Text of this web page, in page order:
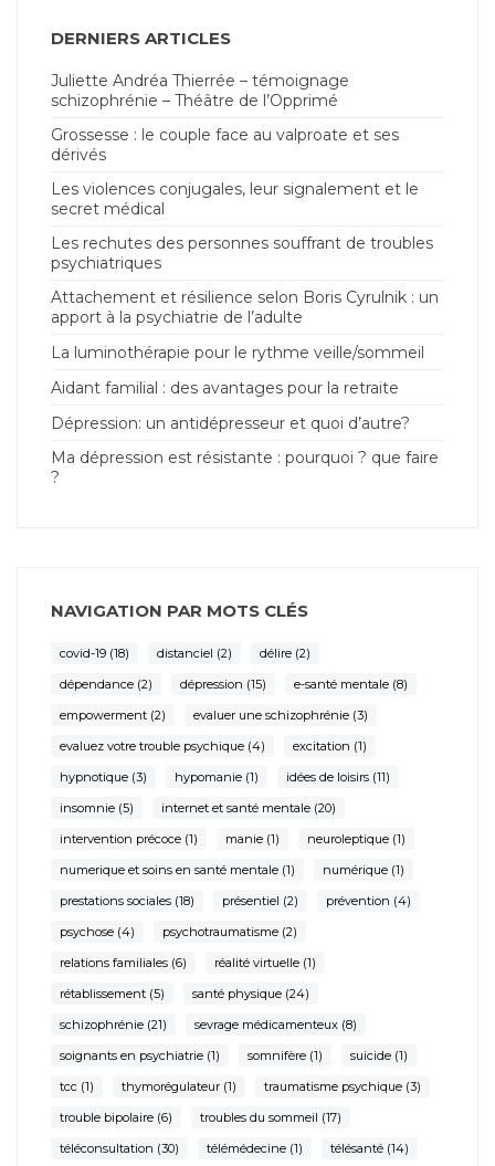
DERNIERS ARTICLES
Juliette Andréa Thierrée – témoignage
schizophrénie – Théâtre de l’Opprimé
Grossesse : le couple face au valproate et ses
dérivés
Les violences conjugales, leur signalement et le
secret médical
Les rechutes des personnes souffrant de troubles
psychiatriques
Attachement et résilience selon Boris Cyrulnik : un
apport à la psychiatrie de l’adulte
La luminothérapie pour le rythme veille/sommeil
Aidant familial : des avantages pour la retraite
Dépression: un antidépresseur et quoi d’autre?
Ma dépression est résistante : pourquoi ? que faire
?
NAVIGATION PAR MOTS CLÉS
covid-19 (18) distanciel (2) délire (2)
dépendance (2) dépression (15) e-santé mentale (8)
empowerment (2) evaluer une schizophrénie (3)
evaluez votre trouble psychique (4) excitation (1)
hypnotique (3) hypomanie (1) idées de loisirs (11)
insomnie (5) internet et santé mentale (20)
intervention précoce (1) manie (1) neuroleptique (1)
numerique et soins en santé mentale (1) numérique (1)
prestations sociales (18) présentiel (2) prévention (4)
psychose (4) psychotraumatisme (2)
relations familiales (6) réalité virtuelle (1)
rétablissement (5) santé physique (24)
schizophrénie (21) sevrage médicamenteux (8)
soignants en psychiatrie (1) somnifère (1) suicide (1)
tcc (1) thymorégulateur (1) traumatisme psychique (3)
trouble bipolaire (6) troubles du sommeil (17)
téléconsultation (30) télémédecine (1) télésanté (14)